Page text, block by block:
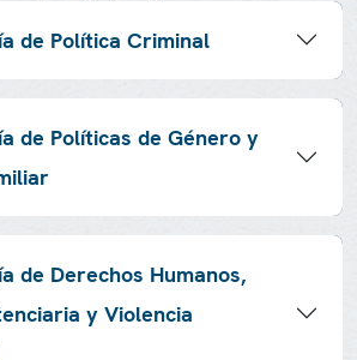
de Política Criminal
de Políticas de Género y
de Derechos Humanos,
y Violencia